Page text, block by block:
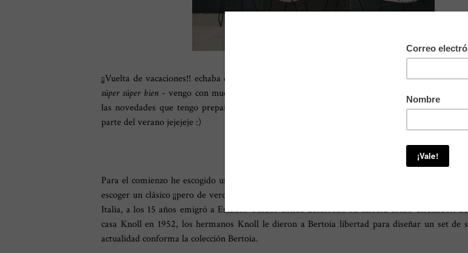
¡¡Vuelta de vacaciones!! echaba de menos un poquito esto del blog -
aunque reconozco que de
súper súper bien - vengo con muchísima fuerza, ¡¡no lo dudéis!! y tengo ganas enoooormes de
las novedades que tengo preparadas... y mucho más ahora después de haber estado
parte del verano jejejeje :)
Para el comienzo he escogido un post sobre la silla del mes - y ya que en agosto nos lo
escoger un clásico ¡¡pero de verdad!! Esta fantástica silla, fue diseñada por Harry Bertoia que
Italia, a los 15 años emigró a Estados Unidos donde desarrolló su carrera como diseñador.
casa Knoll en 1952, los hermanos Knoll le dieron a Bertoia libertad para diseñar un set de
actualidad conforma la colección Bertoia.